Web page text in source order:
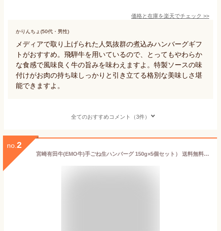
価格と在庫を楽天でチェック >>
かりんちょ(50代・男性)
メディアで取り上げられた人気抜群の煮込みハンバーグギフ
トがおすすめ。飛騨牛を用いているので、とってもやわらか
な食感で風味良く牛の旨みを味わえますよ。特製ソースの味
付けがお肉の持ち味しっかりと引き立てる格別な美味しさ堪
能できますよ。
全てのおすすめコメント（3件）
no. 2
宮崎有田牛(EMO牛)手ごね生ハンバーグ 150g×5個セット） 送料無料(北海道・沖縄は除く） 牛 国産 和牛 ギフト 冷凍 セット